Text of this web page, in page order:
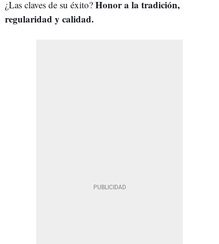
¿Las claves de su éxito? Honor a la tradición,
regularidad y calidad.